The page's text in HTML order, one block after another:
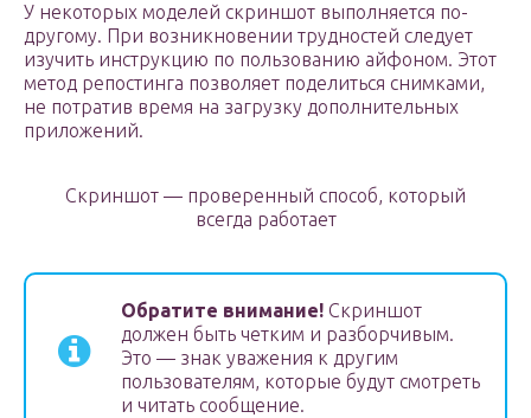
У некоторых моделей скриншот выполняется по-
другому. При возникновении трудностей следует
изучить инструкцию по пользованию айфоном. Этот
метод репостинга позволяет поделиться снимками,
не потратив время на загрузку дополнительных
приложений.
Скриншот — проверенный способ, который
всегда работает
Обратите внимание! Скриншот
должен быть четким и разборчивым.
Это — знак уважения к другим
пользователям, которые будут смотреть
и читать сообщение.